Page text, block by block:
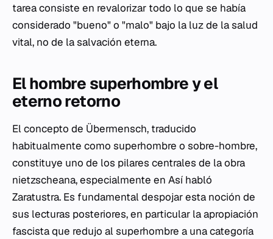
tarea consiste en revalorizar todo lo que se había
considerado "bueno" o "malo" bajo la luz de la salud
vital, no de la salvación eterna.
El hombre superhombre y el
eterno retorno
El concepto de Übermensch, traducido
habitualmente como superhombre o sobre-hombre,
constituye uno de los pilares centrales de la obra
nietzscheana, especialmente en Así habló
Zaratustra. Es fundamental despojar esta noción de
sus lecturas posteriores, en particular la apropiación
fascista que redujo al superhombre a una categoría